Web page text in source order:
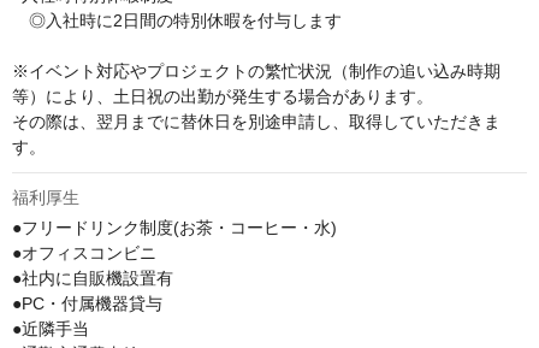
◎入社時に2日間の特別休暇を付与します
※イベント対応やプロジェクトの繁忙状況（制作の追い込み時期
等）により、土日祝の出勤が発生する場合があります。
その際は、翌月までに替休日を別途申請し、取得していただきま
す。
福利厚生
●フリードリンク制度(お茶・コーヒー・水)
●オフィスコンビニ
●社内に自販機設置有
●PC・付属機器貸与
●近隣手当